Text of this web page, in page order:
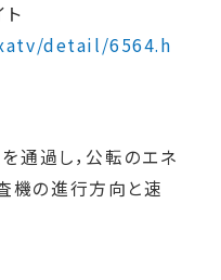
detail/6564.h
通過し，公転のエネ
機の進行方向と速